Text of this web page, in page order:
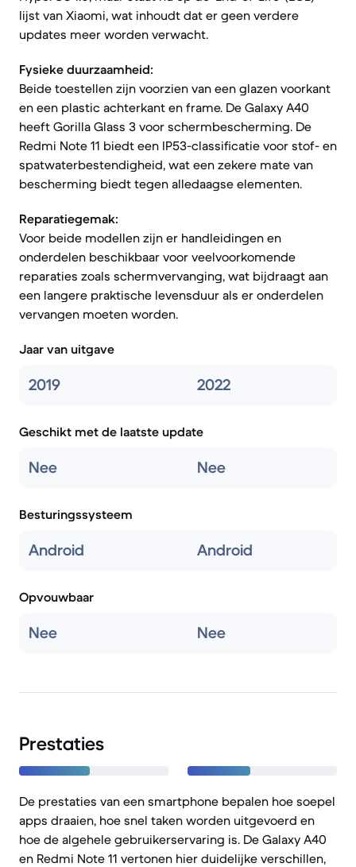
lijst van Xiaomi, wat inhoudt dat er geen verdere
updates meer worden verwacht.
Fysieke duurzaamheid:
Beide toestellen zijn voorzien van een glazen voorkant
en een plastic achterkant en frame. De Galaxy A40
heeft Gorilla Glass 3 voor schermbescherming. De
Redmi Note 11 biedt een IP53-classificatie voor stof- en
spatwaterbestendigheid, wat een zekere mate van
bescherming biedt tegen alledaagse elementen.
Reparatiegemak:
Voor beide modellen zijn er handleidingen en
onderdelen beschikbaar voor veelvoorkomende
reparaties zoals schermvervanging, wat bijdraagt aan
een langere praktische levensduur als er onderdelen
vervangen moeten worden.
Jaar van uitgave
2019 2022
Geschikt met de laatste update
Nee Nee
Besturingssysteem
Android Android
Opvouwbaar
Nee Nee
Prestaties
De prestaties van een smartphone bepalen hoe soepel
apps draaien, hoe snel taken worden uitgevoerd en
hoe de algehele gebruikerservaring is. De Galaxy A40
en Redmi Note 11 vertonen hier duidelijke verschillen,